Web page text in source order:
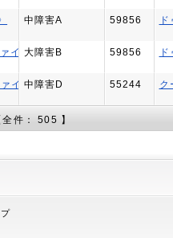
中障害A 59856
イナル
大障害B 59856
イナル
中障害D 55244 ク
件： 505 】